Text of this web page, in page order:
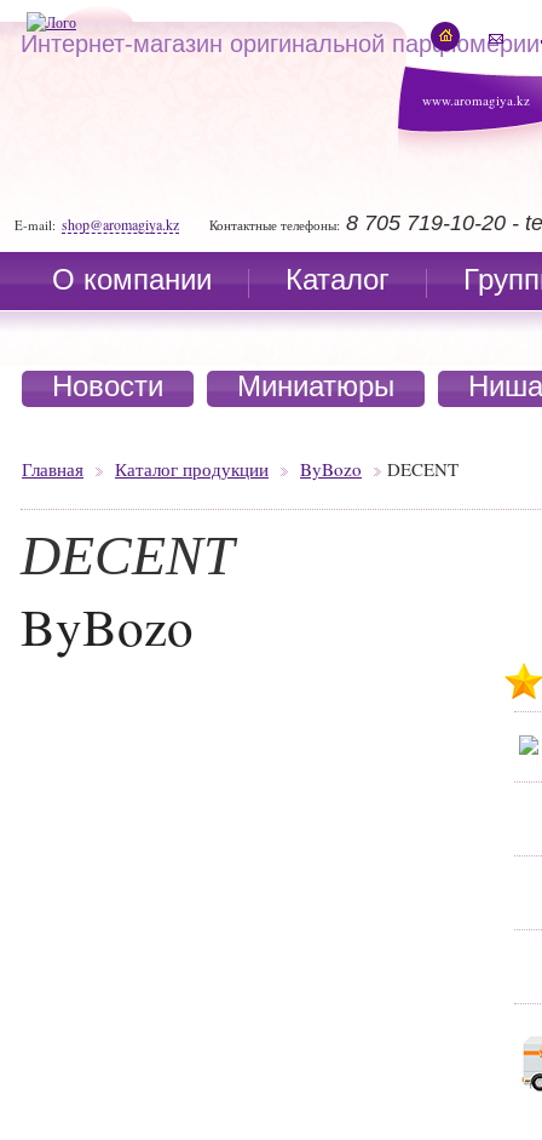
www.aromagiya.kz
Интернет-магазин оригинальной парфюмерии
E-mail: shop@aromagiya.kz Контактные телефоны: 8 705 719-10-20 -
О компании Каталог
Новости Миниатюры
Главная Каталог продукции ByBozo DECENT
DECENT
ByBozo